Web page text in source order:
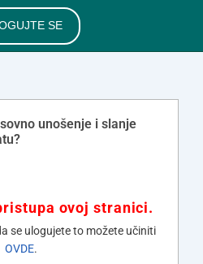
SE
unošenje i slanje
ovoj stranici.
se ulogujete to možete učiniti
OVDE.